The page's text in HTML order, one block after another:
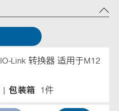
IO-Link 转换器 适用于M12
包装箱 1件